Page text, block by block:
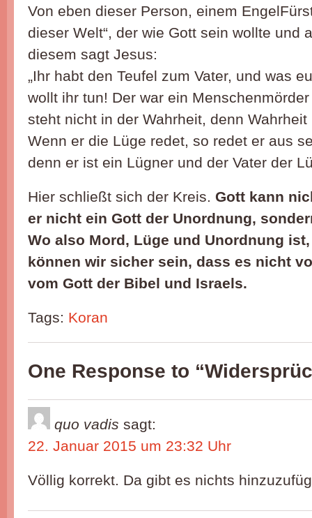
Von eben dieser Person, einem
dieser Welt“, der wie Gott sein wollte und
diesem sagt Jesus:
„Ihr habt den Teufel zum Vater, und was
wollt ihr tun! Der war ein
steht nicht in der Wahrheit, denn
Wenn er die Lüge redet, so redet er aus
denn er ist ein Lügner und der Vater der
Hier schließt sich der Kreis. Gott kann
er nicht ein Gott der Unordnung,
Wo also Mord, Lüge und Unordnung
können wir sicher sein, dass es nicht
vom Gott der Bibel und Israels.
Tags: Koran
One Response to
quo vadis sagt:
22. Januar 2015 um 23:32 Uhr
Völlig korrekt. Da gibt es nichts